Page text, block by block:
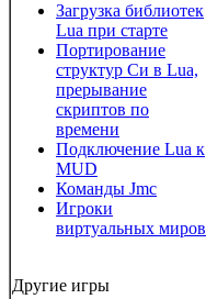
Загрузка библиотек
Lua при старте
Портирование
структур Си в Lua,
прерывание
скриптов по
времени
Подключение Lua к
MUD
Команды Jmc
Игроки
виртуальных миров
Другие игры